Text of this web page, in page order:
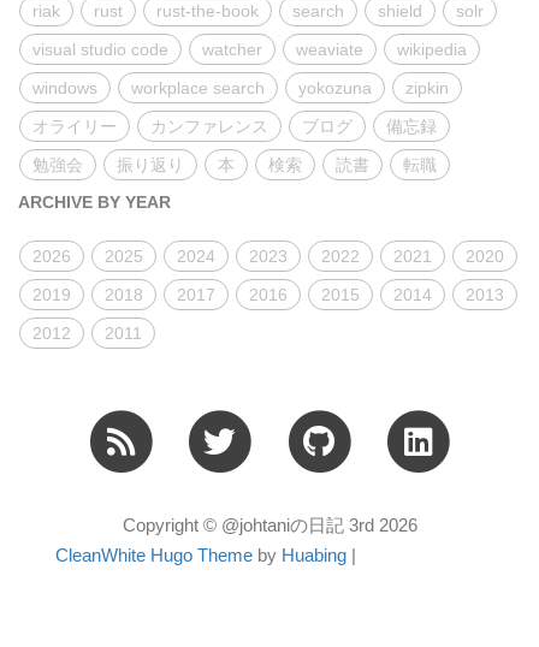
riak
rust rust-the-book search shield
solr
visual studio code
watcher weaviate
wikipedia
windows
workplace search yokozuna
zipkin
オライリー
カンファレンス ブログ
備忘録
勉強会
振り返り 本 検索 読書
転職
ARCHIVE BY YEAR
2026 2025 2024 2023 2022 2021
2020
2019
2018 2017 2016 2015 2014
2013
2012
2011
Copyright © @johtaniの日記 3rd 2026
CleanWhite Hugo Theme by Huabing |